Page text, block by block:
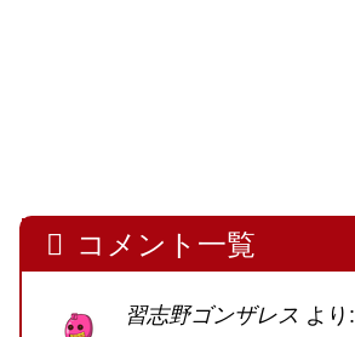
コメント一覧
習志野ゴンザレス より: